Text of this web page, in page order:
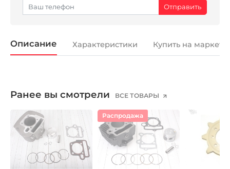
Описание Характеристики Купить на
Ранее вы смотрели ВСЕ ТОВАРЫ
Распродажа